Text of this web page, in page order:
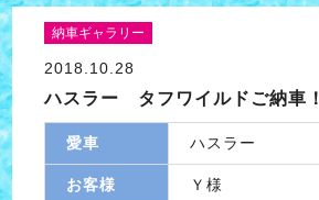
納車ギャラリー
2018.10.28
ハスラー タフワイルドご納車！
愛車 ハスラー
お客様 Ｙ様